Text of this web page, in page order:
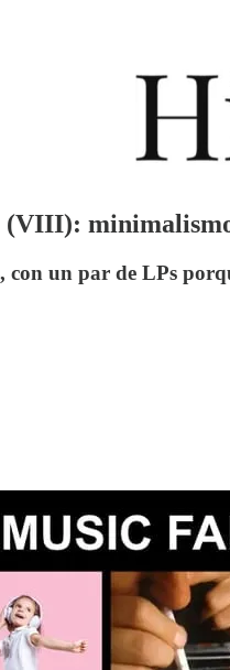
(VIII):
un par de LPs